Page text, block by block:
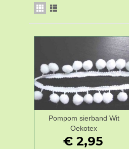
Wenslijst
Pompom sierband Wit
Oekotex
€ 2,95